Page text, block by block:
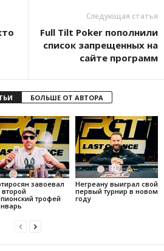
Следующая статья
Full Tilt Poker пополнили
список запрещенных на
сайте программ
БОЛЬШЕ ОТ АВТОРА
завоевал
трофей
Негреану выиграл свой
первый турнир в новом
году